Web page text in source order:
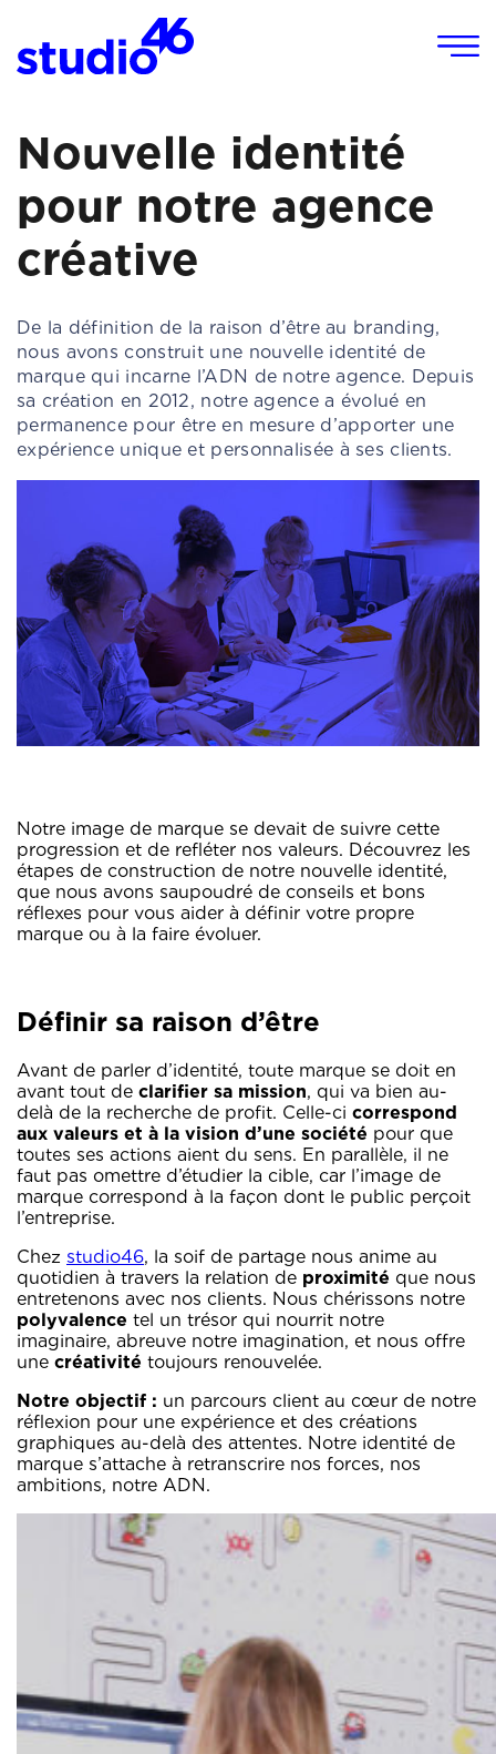
Nouvelle identité
pour notre agence
créative
De la définition de la raison d’être au branding,
nous avons construit une nouvelle identité de
marque qui incarne l’ADN de notre agence. Depuis
sa création en 2012, notre agence a évolué en
permanence pour être en mesure d’apporter une
expérience unique et personnalisée à ses clients.
Notre image de marque se devait de suivre cette
progression et de refléter nos valeurs. Découvrez les
étapes de construction de notre nouvelle identité,
que nous avons saupoudré de conseils et bons
réflexes pour vous aider à définir votre propre
marque ou à la faire évoluer.
Définir sa raison d’être
Avant de parler d’identité, toute marque se doit en
avant tout de clarifier sa mission, qui va bien au-
delà de la recherche de profit. Celle-ci correspond
aux valeurs et à la vision d’une société pour que
toutes ses actions aient du sens. En parallèle, il ne
faut pas omettre d’étudier la cible, car l’image de
marque correspond à la façon dont le public perçoit
l’entreprise.
Chez studio46, la soif de partage nous anime au
quotidien à travers la relation de proximité que nous
entretenons avec nos clients. Nous chérissons notre
polyvalence tel un trésor qui nourrit notre
imaginaire, abreuve notre imagination, et nous offre
une créativité toujours renouvelée.
Notre objectif : un parcours client au cœur de notre
réflexion pour une expérience et des créations
graphiques au-delà des attentes. Notre identité de
marque s’attache à retranscrire nos forces, nos
ambitions, notre ADN.